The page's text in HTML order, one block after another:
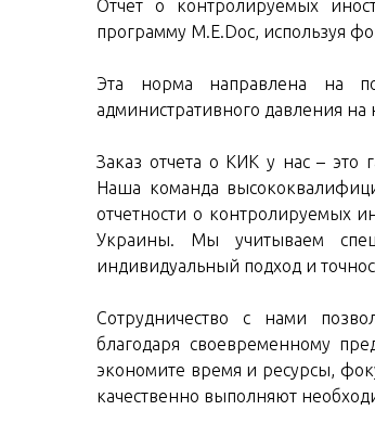
Отчет о контролируемых
программу M.E.Doc, используя
Эта норма направлена ​​на
административного давления на
Заказ отчета о КИК у нас – это
Наша команда
отчетности о контролируемых
Украины. Мы учитываем
индивидуальный подход и
Сотрудничество с нами
благодаря своевременному
экономите время и ресурсы,
качественно выполняют